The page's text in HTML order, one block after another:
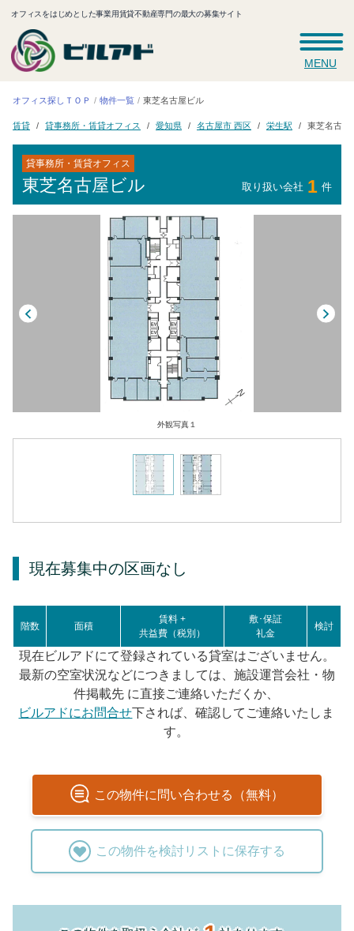
オフィスをはじめとした事業用賃貸不動産専門の最大の募集サイト
MENU
オフィス探しＴＯＰ 物件一覧 東芝名古屋ビル
賃貸 貸事務所・賃貸オフィス 愛知県 名古屋市 西区 栄生駅 東芝名古屋
貸事務所・賃貸オフィス
東芝名古屋ビル 取り扱い会社 1 件
外観写真１
現在募集中の区画なし
階数 面積
賃料 +
共益費（税別）
敷･保証
礼金
検討
現在ビルアドにて登録されている貸室はございません。
最新の空室状況などにつきましては、施設運営会社・物
件掲載先 に直接ご連絡いただくか、
ビルアドにお問合せ下されば、確認してご連絡いたしま
す。
この物件に問い合わせる（無料）
この物件を検討リストに保存する